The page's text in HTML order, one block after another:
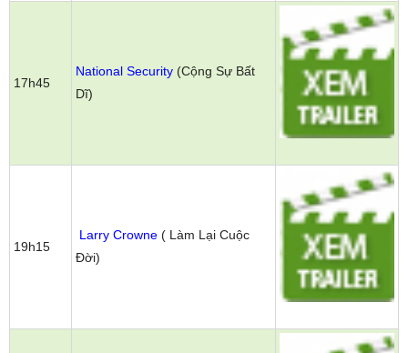
17h45
National Security (Cộng Sự Bất
Dĩ)
19h15
Larry Crowne ( Làm Lại Cuộc
Đời)